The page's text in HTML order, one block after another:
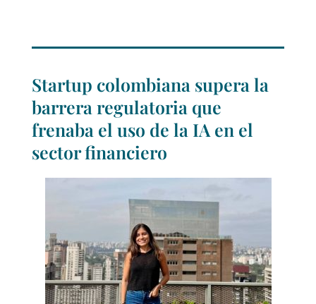
Startup colombiana supera la
barrera regulatoria que
frenaba el uso de la IA en el
sector financiero